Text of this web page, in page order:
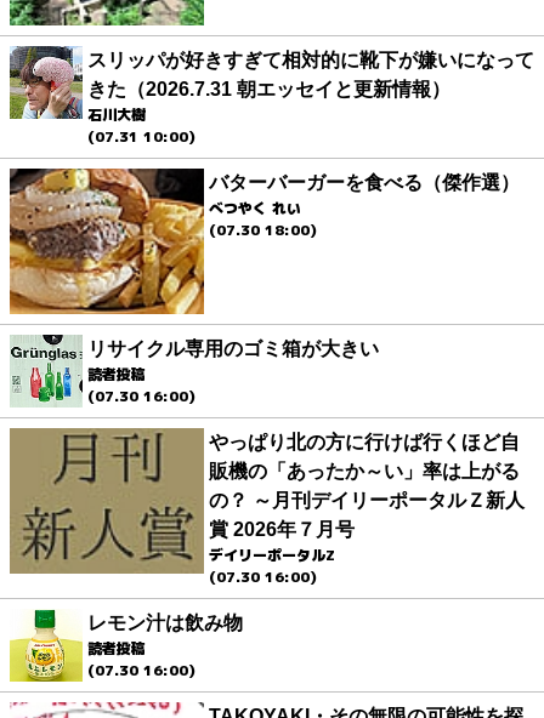
スリッパが好きすぎて相対的に靴下が嫌いになって
きた（2026.7.31 朝エッセイと更新情報）
石川大樹
(07.31 10:00)
バターバーガーを食べる（傑作選）
べつやく れい
(07.30 18:00)
リサイクル専用のゴミ箱が大きい
読者投稿
(07.30 16:00)
やっぱり北の方に行けば行くほど自
販機の「あったか～い」率は上がる
の？ ～月刊デイリーポータルＺ新人
賞 2026年７月号
デイリーポータルZ
(07.30 16:00)
レモン汁は飲み物
読者投稿
(07.30 16:00)